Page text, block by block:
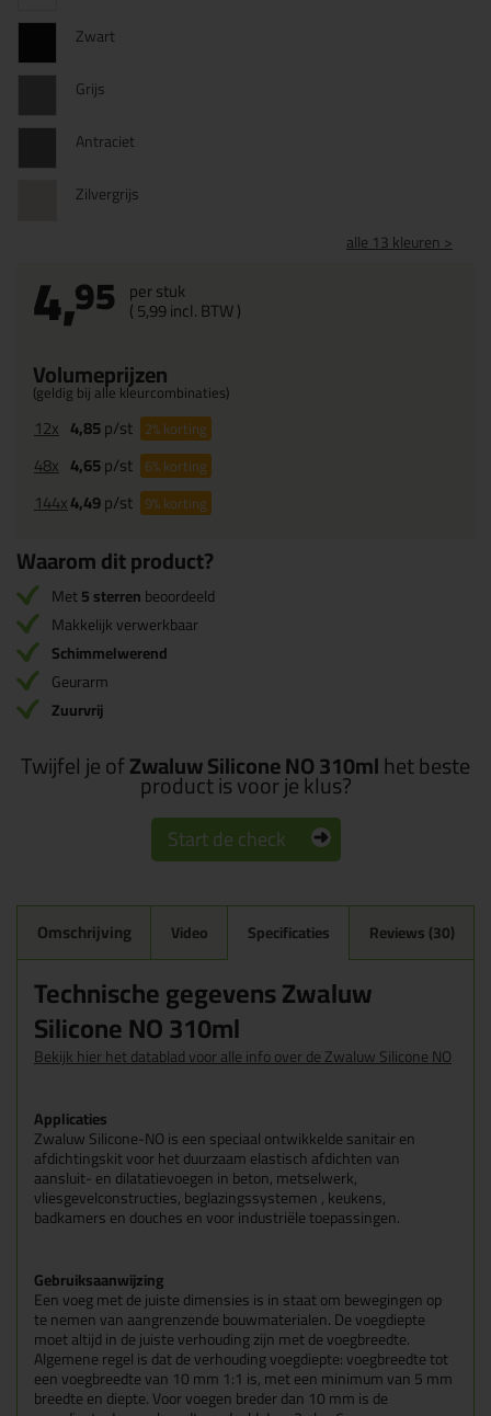
Zwart
Grijs
Antraciet
Zilvergrijs
alle 13 kleuren >
4,95 per stuk
(5,99incl. BTW )
Volumeprijzen
(geldig bij alle kleurcombinaties)
12x 4,85p/st 2%korting
48x 4,65p/st 6%korting
144x4,49p/st 9%korting
Waarom dit product?
Met5 sterrenbeoordeeld
Makkelijk verwerkbaar
Schimmelwerend
Geurarm
Zuurvrij
Twijfel je ofZwaluw Silicone NO 310mlhet beste
product is voor je klus?
Start de check
Omschrijving Video Specificaties Reviews (30)
Technische gegevens Zwaluw
Silicone NO 310ml
Bekijk hier het datablad voor alle info over de Zwaluw Silicone NO
Applicaties
Zwaluw Silicone-NO is een speciaal ontwikkelde sanitair en
afdichtingskit voor het duurzaam elastisch afdichten van
aansluit- en dilatatievoegen in beton, metselwerk,
vliesgevelconstructies, beglazingssystemen , keukens,
badkamers en douches en voor industriële toepassingen.
Gebruiksaanwijzing
Een voeg met de juiste dimensies is in staat om bewegingen op
te nemen van aangrenzende bouwmaterialen. De voegdiepte
moet altijd in de juiste verhouding zijn met de voegbreedte.
Algemene regel is dat de verhouding voegdiepte: voegbreedte tot
een voegbreedte van 10 mm 1:1 is, met een minimum van 5 mm
breedte en diepte. Voor voegen breder dan 10 mm is de